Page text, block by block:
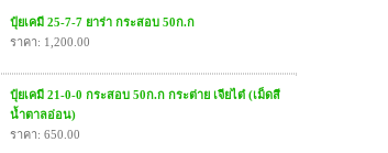
ปุ๋ยเคมี 25-7-7 ยาร่า กระสอบ 50ก.ก
ราคา: 1,200.00
ปุ๋ยเคมี 21-0-0 กระสอบ 50ก.ก กระต่าย เจียไต๋ (เม็ดสี
น้ำตาลอ่อน)
ราคา: 650.00